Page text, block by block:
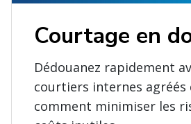
Courtage en
Dédouanez rapidement
courtiers internes agréés
comment minimiser les